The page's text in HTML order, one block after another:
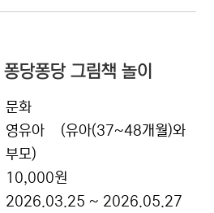
당퐁당 그림책 놀이
문화
영유아
(유아(37~48개월)와
부모)
10,000원
2026.03.25 ~ 2026.05.27